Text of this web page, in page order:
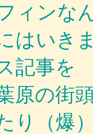
ィンな
はいき
記事を
原の街
り（爆